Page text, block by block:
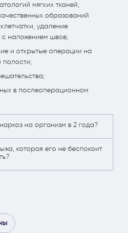
мягких тканей,
образований
удаление
с наложением швов;
и открытые операции на
в послеоперационном
на организм в 2 года?
которая его не беспокоит